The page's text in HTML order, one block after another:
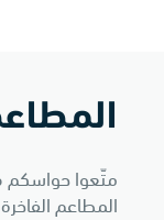
متّعوا
المطاعم